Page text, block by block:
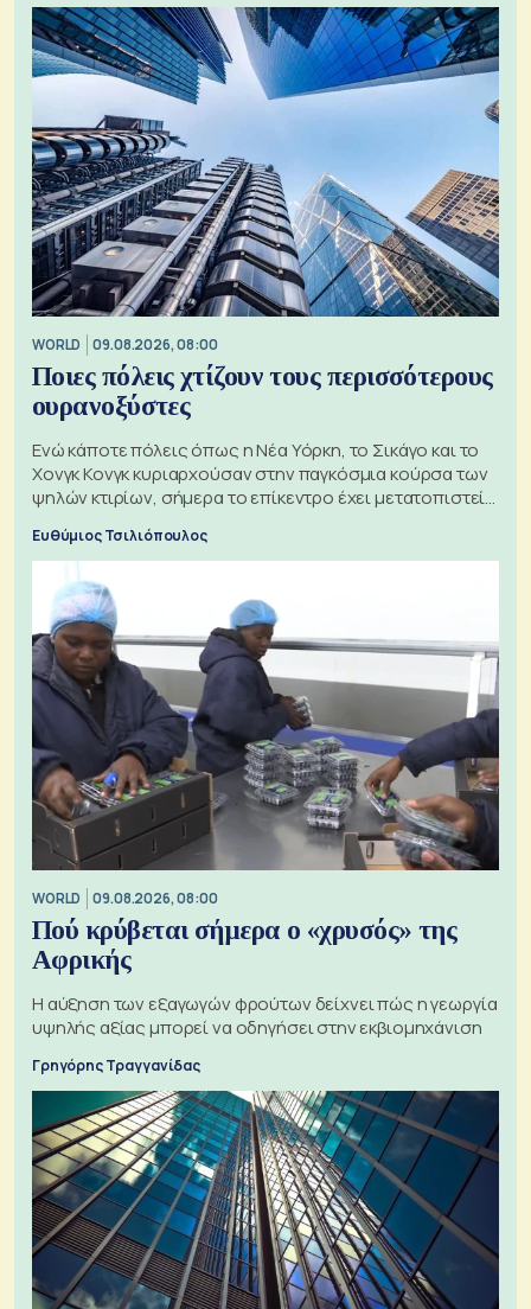
WORLD 09.08.2026, 08:00
Ποιες πόλεις χτίζουν τους περισσότερους
ουρανοξύστες
Ενώ κάποτε πόλεις όπως η Νέα Υόρκη, το Σικάγο και το
Χονγκ Κονγκ κυριαρχούσαν στην παγκόσμια κούρσα των
ψηλών κτιρίων, σήμερα το επίκεντρο έχει μετατοπιστεί
Ευθύμιος Τσιλιόπουλος
WORLD 09.08.2026, 08:00
Πού κρύβεται σήμερα ο «χρυσός» της
Αφρικής
Η αύξηση των εξαγωγών φρούτων δείχνει πώς η γεωργία
υψηλής αξίας μπορεί να οδηγήσει στην εκβιομηχάνιση
Γρηγόρης Τραγγανίδας